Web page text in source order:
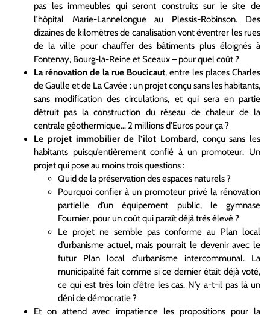
pas les immeubles qui seront construits sur le site de
l’hôpital Marie-Lannelongue au Plessis-Robinson. Des
dizaines de kilomètres de canalisation vont éventrer les rues
de la ville pour chauffer des bâtiments plus éloignés à
Fontenay, Bourg-la-Reine et Sceaux – pour quel coût ?
La rénovation de la rue Boucicaut, entre les places Charles
de Gaulle et de La Cavée : un projet conçu sans les habitants,
sans modification des circulations, et qui sera en partie
détruit pas la construction du réseau de chaleur de la
centrale géothermique… 2 millions d’Euros pour ça ?
Le projet immobilier de l’îlot Lombard, conçu sans les
habitants puisqu’entièrement confié à un promoteur. Un
projet qui pose au moins trois questions :
Quid de la préservation des espaces naturels ?
Pourquoi confier à un promoteur privé la rénovation
partielle d’un équipement public, le gymnase
Fournier, pour un coût qui paraît déjà très élevé ?
Le projet ne semble pas conforme au Plan local
d’urbanisme actuel, mais pourrait le devenir avec le
futur Plan local d’urbanisme intercommunal. La
municipalité fait comme si ce dernier était déjà voté,
ce qui est très loin d’être les cas. N’y a-t-il pas là un
déni de démocratie ?
Et on attend avec impatience les propositions pour la